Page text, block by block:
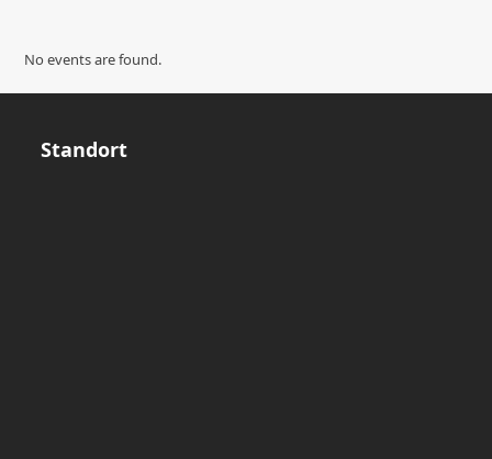
No events are found.
Standort